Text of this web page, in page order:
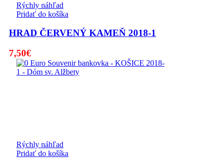
Rýchly náhľad
Pridať do košíka
HRAD ČERVENÝ KAMEŇ 2018-1
7,50€
Rýchly náhľad
Pridať do košíka